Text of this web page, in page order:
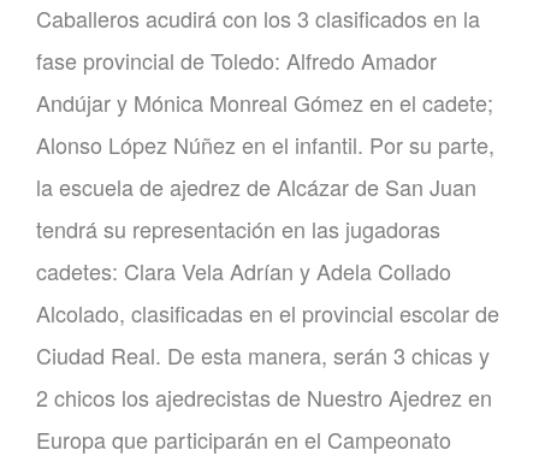
Caballeros acudirá con los 3 clasificados en la
fase provincial de Toledo: Alfredo Amador
Andújary Mónica Monreal Gómez en el cadete;
Alonso López Núñez en el infantil. Por su parte,
la escuela de ajedrez de Alcázar de San Juan
tendrá su representación en las jugadoras
cadetes: Clara Vela Adrían y Adela Collado
Alcolado, clasificadas en el provincial escolar de
Ciudad Real. De esta manera, serán 3 chicas y
2 chicos los ajedrecistas de Nuestro Ajedrez en
Europa que participarán en el Campeonato